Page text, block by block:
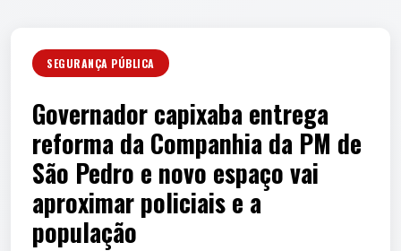
SEGURANÇA PÚBLICA
Governador capixaba entrega
reforma da Companhia da PM de
São Pedro e novo espaço vai
aproximar policiais e a
população